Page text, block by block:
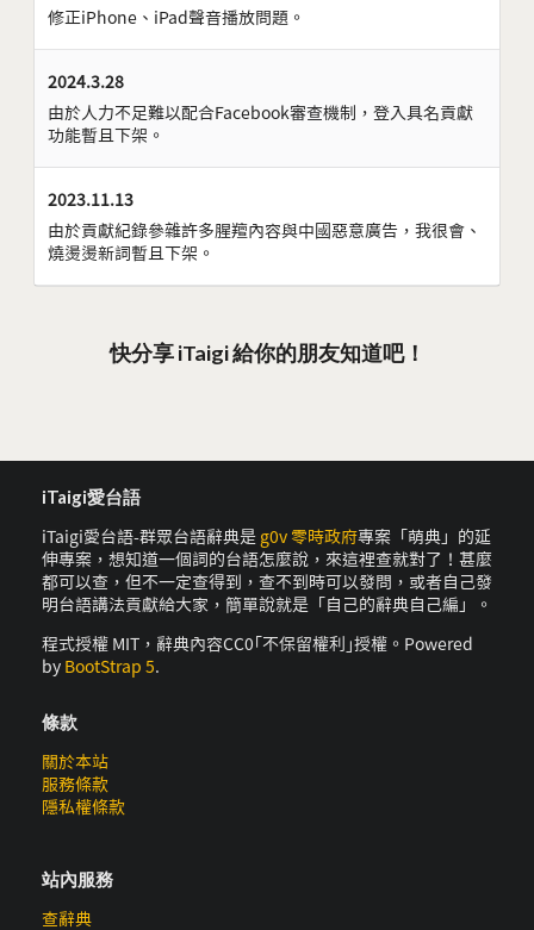
修正iPhone、iPad聲音播放問題。
2024.3.28
由於人力不足難以配合Facebook審查機制，登入具名貢獻
功能暫且下架。
2023.11.13
由於貢獻紀錄參雜許多腥羶內容與中國惡意廣告，我很會、
燒燙燙新詞暫且下架。
快分享 iTaigi 給你的朋友知道吧！
iTaigi愛台語
iTaigi愛台語-群眾台語辭典是 g0v 零時政府專案「萌典」的延
伸專案，想知道一個詞的台語怎麼說，來這裡查就對了！甚麼
都可以查，但不一定查得到，查不到時可以發問，或者自己發
明台語講法貢獻給大家，簡單說就是「自己的辭典自己編」。
程式授權 MIT，辭典內容CC0｢不保留權利｣授權。Powered
by BootStrap 5.
條款
關於本站
服務條款
隱私權條款
站內服務
查辭典